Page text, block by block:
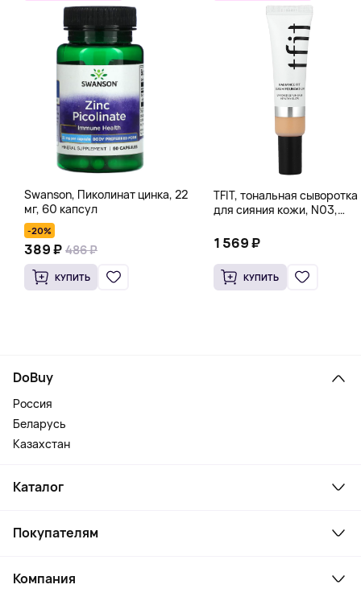
Swanson, Пиколинат цинка, 22
мг, 60 капсул
-20%
389 ₽ 486 ₽
КУПИТЬ
TFIT, тональная сыворотка
для сияния кожи, N03,
1 569 ₽
КУПИТЬ
DoBuy
Россия
Беларусь
Казахстан
Каталог
Ноутбуки, мониторы, VR
Косметика и уход
Покупателям
Как заказать
Компания